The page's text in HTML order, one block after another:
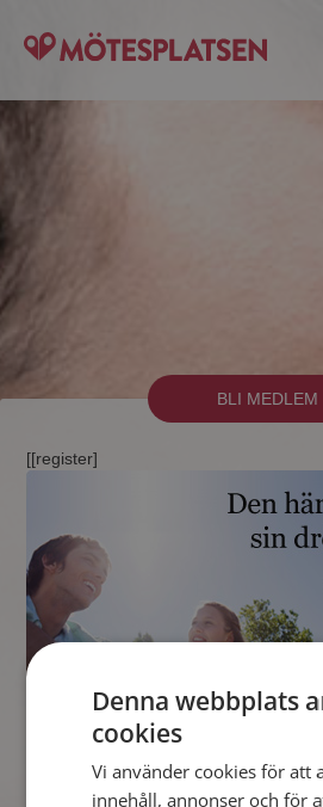
BLI MEDLEM
[[register]
Denna webbplats
cookies
Vi använder cookies för att
innehåll, annonser och för